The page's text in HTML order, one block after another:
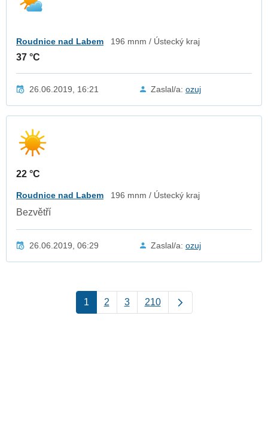
Roudnice nad Labem 196 mnm / Ústecký kraj
37 °C
26.06.2019, 16:21 Zaslal/a: ozuj
22 °C
Roudnice nad Labem 196 mnm / Ústecký kraj
Bezvětří
26.06.2019, 06:29 Zaslal/a: ozuj
1 2 3 210